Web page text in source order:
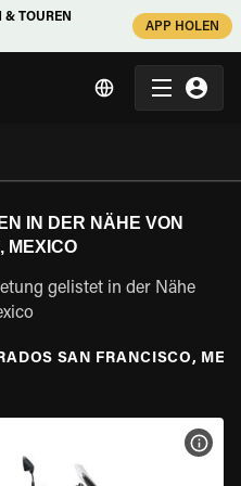
& TOUREN
APP HOLEN
IN DER NÄHE VON
MEXICO
gelistet in der Nähe
SAN FRANCISCO,